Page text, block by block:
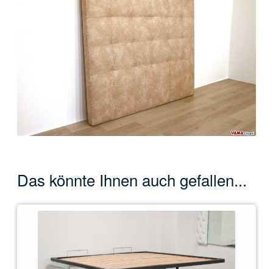
Das könnte Ihnen auch gefallen...